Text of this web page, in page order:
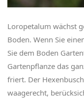
Loropetalum wächst
Boden. Wenn Sie
Sie dem Boden
Gartenpflanze das
friert. Der
waagerecht,